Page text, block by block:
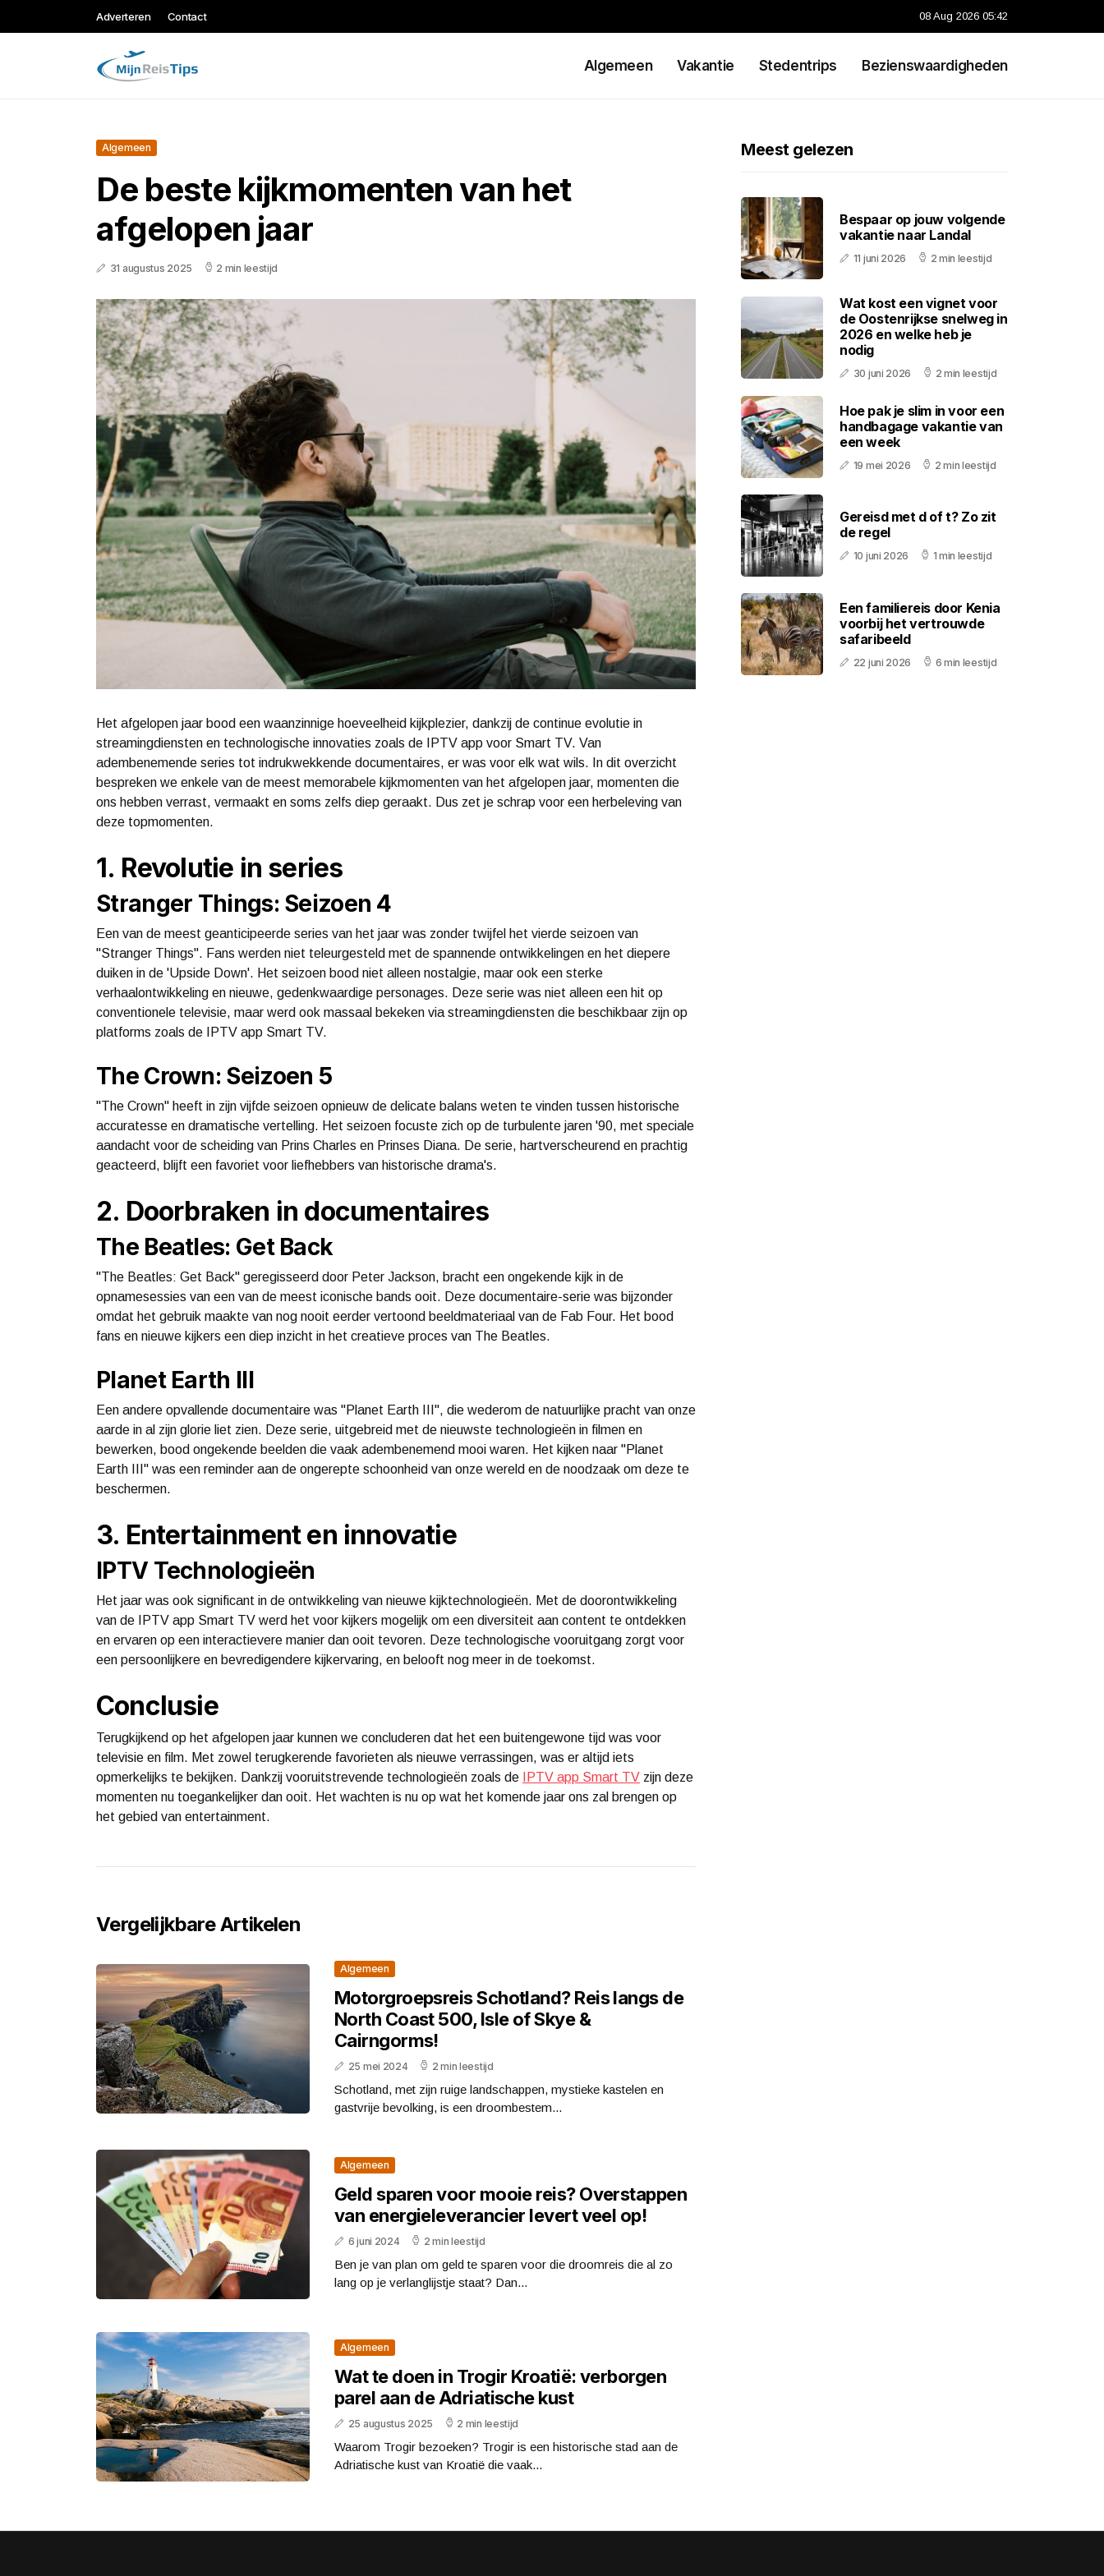
Adverteren Contact 08 Aug 2026 05:42
Algemeen Vakantie Stedentrips Bezienswaardigheden
Algemeen
De beste kijkmomenten van het
afgelopen jaar
31 augustus 2025 2 min leestijd
Het afgelopen jaar bood een waanzinnige hoeveelheid kijkplezier, dankzij de continue evolutie in
streamingdiensten en technologische innovaties zoals de IPTV app voor Smart TV. Van
adembenemende series tot indrukwekkende documentaires, er was voor elk wat wils. In dit overzicht
bespreken we enkele van de meest memorabele kijkmomenten van het afgelopen jaar, momenten die
ons hebben verrast, vermaakt en soms zelfs diep geraakt. Dus zet je schrap voor een herbeleving van
deze topmomenten.
1. Revolutie in series
Stranger Things: Seizoen 4
Een van de meest geanticipeerde series van het jaar was zonder twijfel het vierde seizoen van
"Stranger Things". Fans werden niet teleurgesteld met de spannende ontwikkelingen en het diepere
duiken in de 'Upside Down'. Het seizoen bood niet alleen nostalgie, maar ook een sterke
verhaalontwikkeling en nieuwe, gedenkwaardige personages. Deze serie was niet alleen een hit op
conventionele televisie, maar werd ook massaal bekeken via streamingdiensten die beschikbaar zijn op
platforms zoals de IPTV app Smart TV.
The Crown: Seizoen 5
"The Crown" heeft in zijn vijfde seizoen opnieuw de delicate balans weten te vinden tussen historische
accuratesse en dramatische vertelling. Het seizoen focuste zich op de turbulente jaren '90, met speciale
aandacht voor de scheiding van Prins Charles en Prinses Diana. De serie, hartverscheurend en prachtig
geacteerd, blijft een favoriet voor liefhebbers van historische drama's.
2. Doorbraken in documentaires
The Beatles: Get Back
"The Beatles: Get Back" geregisseerd door Peter Jackson, bracht een ongekende kijk in de
opnamesessies van een van de meest iconische bands ooit. Deze documentaire-serie was bijzonder
omdat het gebruik maakte van nog nooit eerder vertoond beeldmateriaal van de Fab Four. Het bood
fans en nieuwe kijkers een diep inzicht in het creatieve proces van The Beatles.
Planet Earth III
Een andere opvallende documentaire was "Planet Earth III", die wederom de natuurlijke pracht van onze
aarde in al zijn glorie liet zien. Deze serie, uitgebreid met de nieuwste technologieën in filmen en
bewerken, bood ongekende beelden die vaak adembenemend mooi waren. Het kijken naar "Planet
Earth III" was een reminder aan de ongerepte schoonheid van onze wereld en de noodzaak om deze te
beschermen.
3. Entertainment en innovatie
IPTV Technologieën
Het jaar was ook significant in de ontwikkeling van nieuwe kijktechnologieën. Met de doorontwikkeling
van de IPTV app Smart TV werd het voor kijkers mogelijk om een diversiteit aan content te ontdekken
en ervaren op een interactievere manier dan ooit tevoren. Deze technologische vooruitgang zorgt voor
een persoonlijkere en bevredigendere kijkervaring, en belooft nog meer in de toekomst.
Conclusie
Terugkijkend op het afgelopen jaar kunnen we concluderen dat het een buitengewone tijd was voor
televisie en film. Met zowel terugkerende favorieten als nieuwe verrassingen, was er altijd iets
opmerkelijks te bekijken. Dankzij vooruitstrevende technologieën zoals de
IPTV app Smart TV zijn deze
momenten nu toegankelijker dan ooit. Het wachten is nu op wat het komende jaar ons zal brengen op
het gebied van entertainment.
Vergelijkbare Artikelen
Algemeen
Motorgroepsreis Schotland? Reis langs de
North Coast 500, Isle of Skye &
Cairngorms!
25 mei 2024 2 min leestijd
Schotland, met zijn ruige landschappen, mystieke kastelen en
gastvrije bevolking, is een droombestem...
Algemeen
Geld sparen voor mooie reis? Overstappen
van energieleverancier levert veel op!
6 juni 2024 2 min leestijd
Ben je van plan om geld te sparen voor die droomreis die al zo
lang op je verlanglijstje staat? Dan...
Algemeen
Wat te doen in Trogir Kroatië: verborgen
parel aan de Adriatische kust
25 augustus 2025 2 min leestijd
Waarom Trogir bezoeken? Trogir is een historische stad aan de
Adriatische kust van Kroatië die vaak...
Meest gelezen
Bespaar op jouw volgende
vakantie naar Landal
11 juni 2026 2 min leestijd
Wat kost een vignet voor
de Oostenrijkse snelweg in
2026 en welke heb je
nodig
30 juni 2026 2 min leestijd
Hoe pak je slim in voor een
handbagage vakantie van
een week
19 mei 2026 2 min leestijd
Gereisd met d of t? Zo zit
de regel
10 juni 2026 1 min leestijd
Een familiereis door Kenia
voorbij het vertrouwde
safaribeeld
22 juni 2026 6 min leestijd